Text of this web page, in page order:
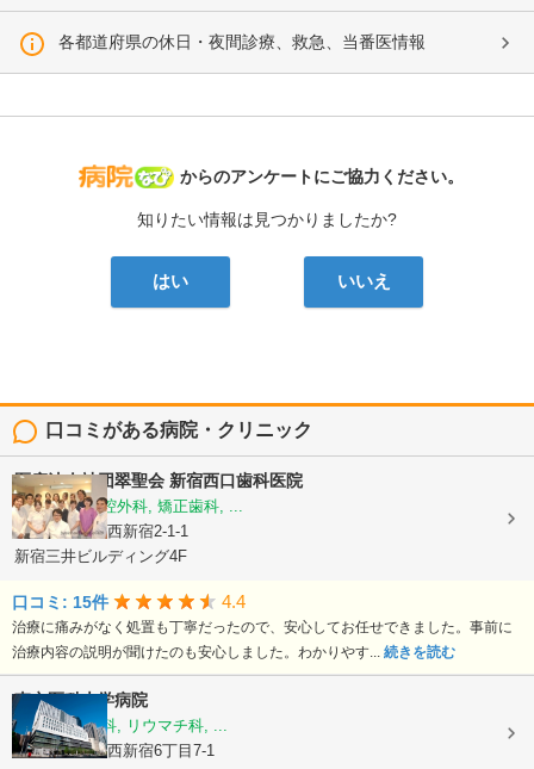
各都道府県の休日・夜間診療、救急、当番医情報
病院なび
からのアンケートにご協力ください。
知りたい情報は見つかりましたか?
はい いいえ
口コミがある病院・クリニック
医療法人社団翠聖会 新宿西口歯科医院
歯科, 歯科口腔外科, 矯正歯科, ...
東京都新宿区西新宿2-1-1
新宿三井ビルディング4F
口コミ: 15件 4.4
治療に痛みがなく処置も丁寧だったので、安心してお任せできました。事前に
治療内容の説明が聞けたのも安心しました。わかりやす... 続きを読む
東京医科大学病院
内科, 血液内科, リウマチ科, ...
東京都新宿区西新宿6丁目7-1